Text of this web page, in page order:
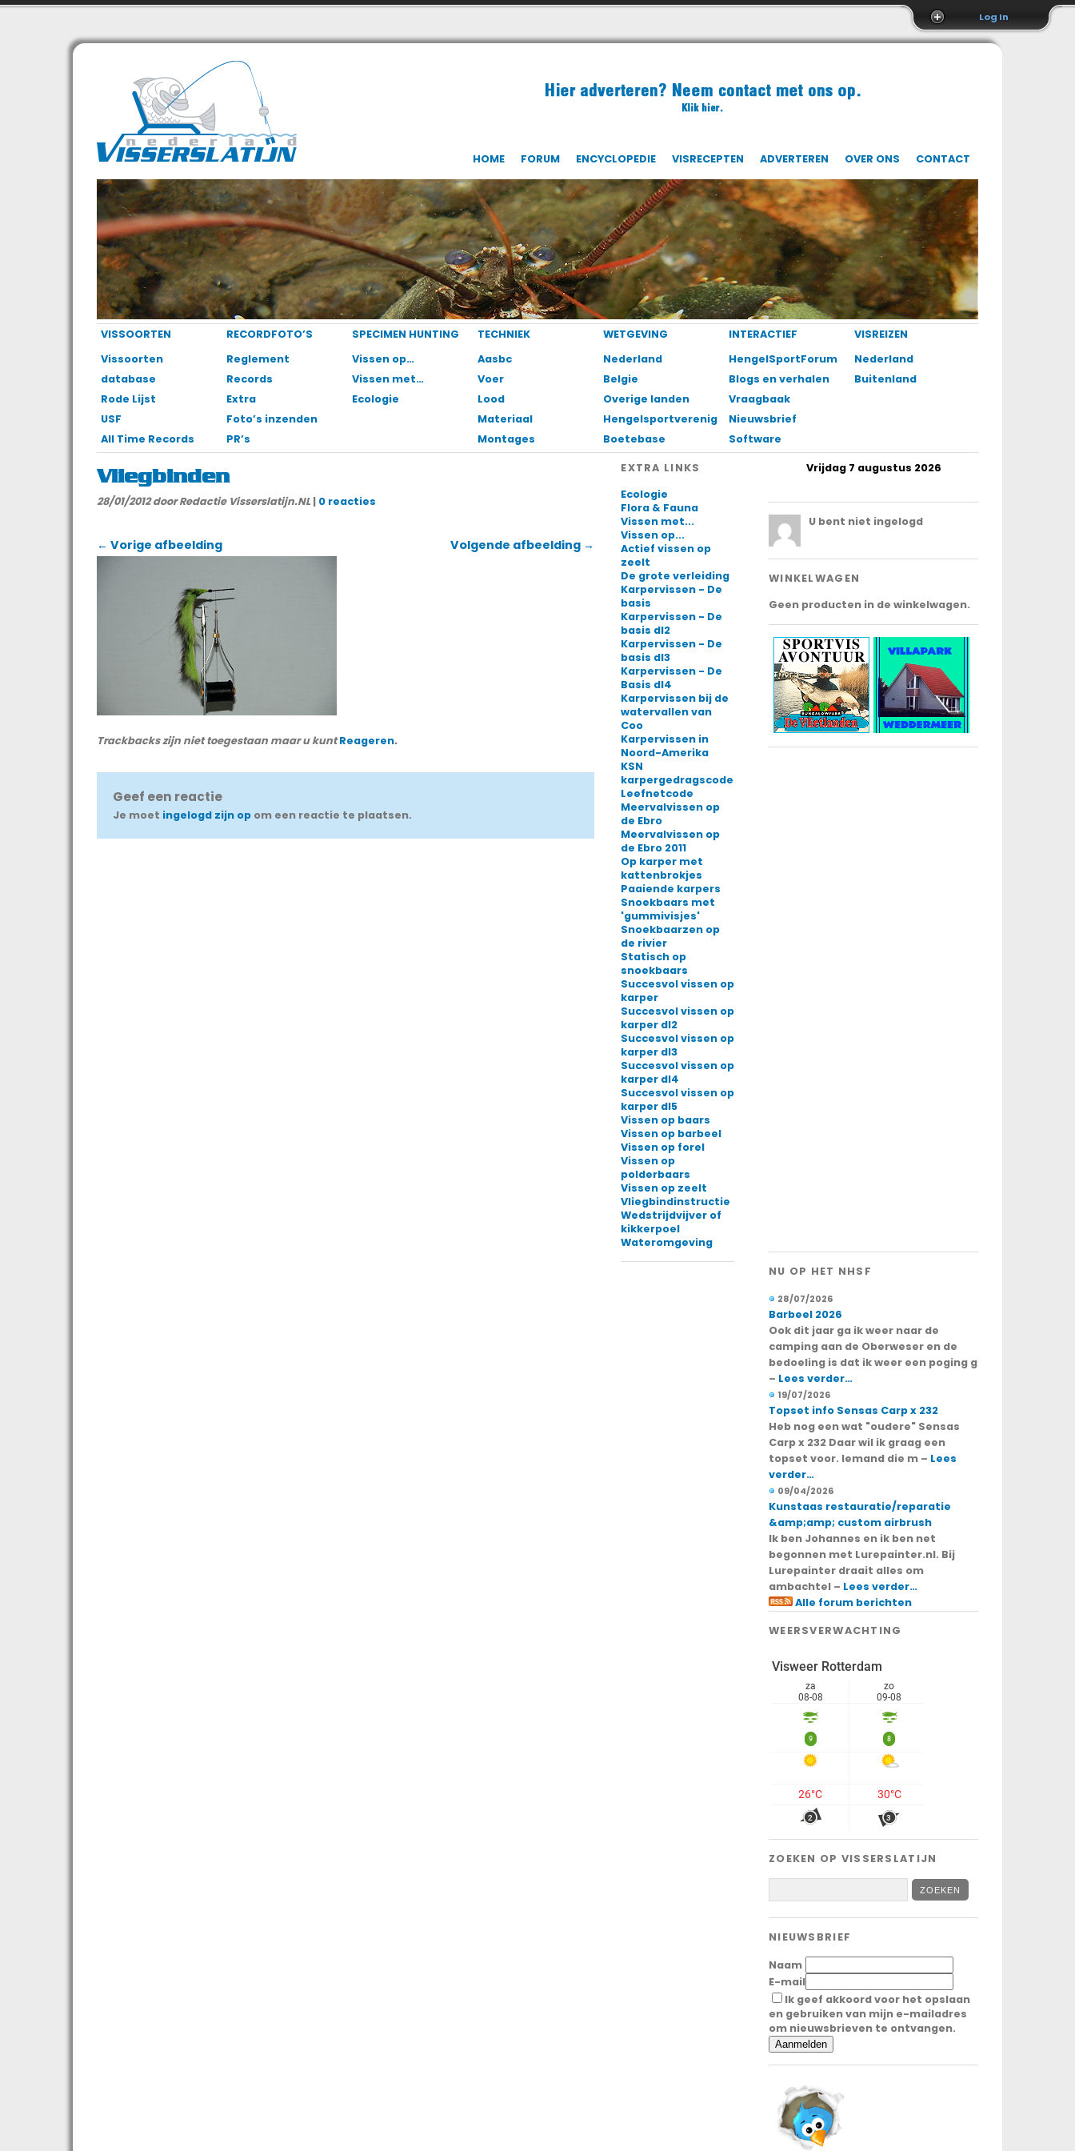
Log In
HOME FORUM ENCYCLOPEDIE VISRECEPTEN ADVERTEREN OVER ONS CONTACT
VISSOORTEN
Vissoorten
database
Rode Lijst
USF
All Time Records
RECORDFOTO’S
Reglement
Records
Extra
Foto’s inzenden
PR’s
SPECIMEN HUNTING
Vissen op…
Vissen met…
Ecologie
TECHNIEK
Aasbc
Voer
Lood
Materiaal
Montages
WETGEVING
Nederland
Belgie
Overige landen
Hengelsportverenigingen
Boetebase
INTERACTIEF
HengelSportForum
Blogs en verhalen
Vraagbaak
Nieuwsbrief
Software
VISREIZEN
Nederland
Buitenland
Vliegbinden
28/01/2012 door Redactie Visserslatijn.NL | 0 reacties
← Vorige afbeelding Volgende afbeelding →
Trackbacks zijn niet toegestaan maar u kuntReageren.
Geef een reactie
Je moet ingelogd zijn op om een reactie te plaatsen.
EXTRA LINKS
Ecologie
Flora & Fauna
Vissen met...
Vissen op...
Actief vissen op
zeelt
De grote verleiding
Karpervissen - De
basis
Karpervissen - De
basis dl2
Karpervissen - De
basis dl3
Karpervissen - De
Basis dl4
Karpervissen bij de
watervallen van
Coo
Karpervissen in
Noord-Amerika
KSN
karpergedragscode
Leefnetcode
Meervalvissen op
de Ebro
Meervalvissen op
de Ebro 2011
Op karper met
kattenbrokjes
Paaiende karpers
Snoekbaars met
'gummivisjes'
Snoekbaarzen op
de rivier
Statisch op
snoekbaars
Succesvol vissen op
karper
Succesvol vissen op
karper dl2
Succesvol vissen op
karper dl3
Succesvol vissen op
karper dl4
Succesvol vissen op
karper dl5
Vissen op baars
Vissen op barbeel
Vissen op forel
Vissen op
polderbaars
Vissen op zeelt
Vliegbindinstructie
Wedstrijdvijver of
kikkerpoel
Wateromgeving
Vrijdag 7 augustus 2026
U bent niet ingelogd
WINKELWAGEN
Geen producten in de winkelwagen.
NU OP HET NHSF
28/07/2026
Barbeel 2026
Ook dit jaar ga ik weer naar de
camping aan de Oberweser en de
bedoeling is dat ik weer een poging g
– Lees verder…
19/07/2026
Topset info Sensas Carp x 232
Heb nog een wat "oudere" Sensas
Carp x 232 Daar wil ik graag een
topset voor. Iemand die m – Lees
verder…
09/04/2026
Kunstaas restauratie/reparatie
&amp;amp; custom airbrush
Ik ben Johannes en ik ben net
begonnen met Lurepainter.nl. Bij
Lurepainter draait alles om
ambachtel – Lees verder…
Alle forum berichten
WEERSVERWACHTING
ZOEKEN OP VISSERSLATIJN
NIEUWSBRIEF
Naam
E-mail
Ik geef akkoord voor het opslaan
en gebruiken van mijn e-mailadres
om nieuwsbrieven te ontvangen.